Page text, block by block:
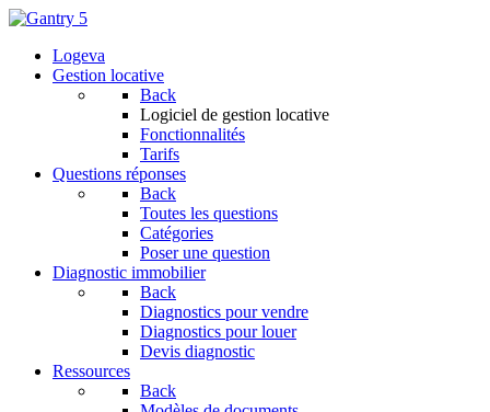
Logeva
Gestion locative
Back
Logiciel de gestion locative
Fonctionnalités
Tarifs
Questions réponses
Back
Toutes les questions
Catégories
Poser une question
Diagnostic immobilier
Back
Diagnostics pour vendre
Diagnostics pour louer
Devis diagnostic
Ressources
Back